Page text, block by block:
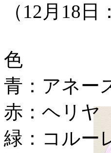
（12月18日
色
青：アネー
赤：ヘリヤ
緑：コルー